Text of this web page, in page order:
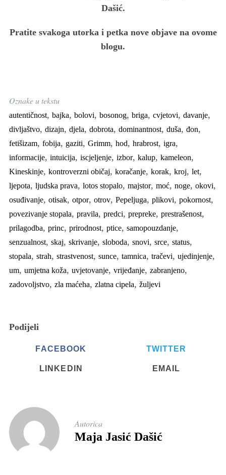
Dašić.
Pratite svakoga utorka i petka nove objave na ovome
blogu.
Oznake u tekstu
autentičnost, bajka, bolovi, bosonog, briga, cvjetovi, davanje,
divljaštvo, dizajn, djela, dobrota, dominantnost, duša, đon,
fetišizam, fobija, gaziti, Grimm, hod, hrabrost, igra,
informacije, intuicija, iscjeljenje, izbor, kalup, kameleon,
Kineskinje, kontroverzni običaj, koračanje, korak, kroj, let,
ljepota, ljudska prava, lotos stopalo, majstor, moć, noge, okovi,
osuđivanje, otisak, otpor, otrov, Pepeljuga, plikovi, pokornost,
povezivanje stopala, pravila, predci, prepreke, prestrašenost,
prilagodba, princ, prirodnost, ptice, samopouzdanje,
senzualnost, skaj, skrivanje, sloboda, snovi, srce, status,
stopala, strah, strastvenost, sunce, tamnica, tračevi, ujedinjenje,
um, umjetna koža, uvjetovanje, vrijeđanje, zabranjeno,
zadovoljstvo, zla maćeha, zlatna cipela, žuljevi
Podijeli
FACEBOOK TWITTER
LINKEDIN EMAIL
Autorica
Maja Jasić Dašić